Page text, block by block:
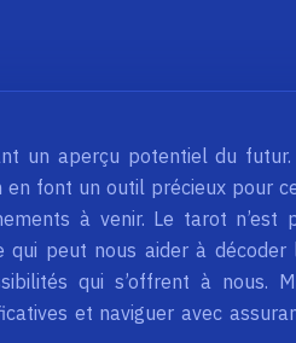
un aperçu potentiel du futur.
font un outil précieux pour
à venir. Le tarot n’est
qui peut nous aider à décoder
qui s’offrent à nous.
et naviguer avec